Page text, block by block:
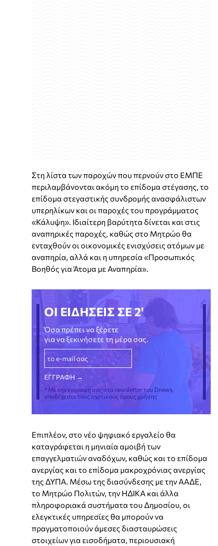
Στη λίστα των παροχών που περνούν στο ΕΜΠΕ
περιλαμβάνονται ακόμη το επίδομα στέγασης, το
επίδομα στεγαστικής συνδρομής ανασφάλιστων
υπερηλίκων και οι παροχές του προγράμματος
«Κάλυψη». Ιδιαίτερη βαρύτητα δίνεται και στις
αναπηρικές παροχές, καθώς στο Μητρώο θα
ενταχθούν οι οικονομικές ενισχύσεις ατόμων με
αναπηρία, αλλά και η υπηρεσία «Προσωπικός
Βοηθός για Άτομα με Αναπηρία».
ΟΙ ΕΙΔΗΣΕΙΣ ΣΕ 2'
Όσα πρέπει να ξέρετε
για να ξεκινήσετε τη μέρα σας.
* Με την εγγραφή σας στο newsletter του Dnews,
αποδέχεστε τους σχετικούς όρους χρήσης
Επιπλέον, στο νέο ψηφιακό εργαλείο θα
καταγράφεται η μηνιαία αμοιβή των
επαγγελματιών αναδόχων, καθώς και το επίδομα
ανεργίας και το επίδομα μακροχρόνιας ανεργίας
της ΔΥΠΑ. Μέσω της διασύνδεσης με την ΑΑΔΕ,
το Μητρώο Πολιτών, την ΗΔΙΚΑ και άλλα
πληροφοριακά συστήματα του Δημοσίου, οι
ελεγκτικές υπηρεσίες θα μπορούν να
πραγματοποιούν άμεσες διασταυρώσεις
στοιχείων για εισοδήματα, περιουσιακή